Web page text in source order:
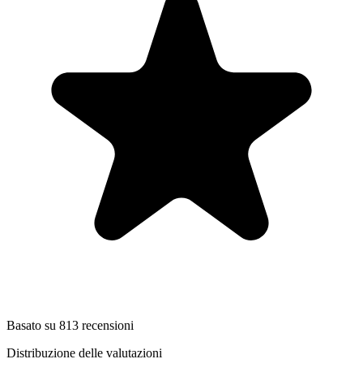
Basato su 813 recensioni
Distribuzione delle valutazioni